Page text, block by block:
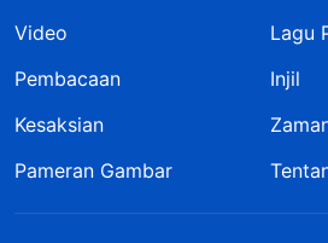
Video
Lagu
Pembacaan
Injil
Kesaksian
Pameran Gambar